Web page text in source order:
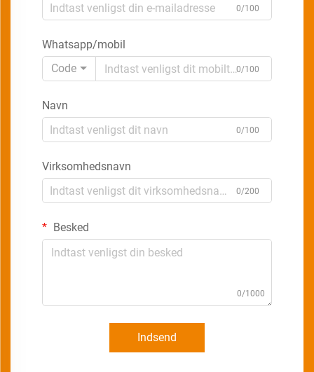
0/100
Whatsapp/mobil
Code
0/100
Navn
0/100
Virksomhedsnavn
0/200
Besked
0/1000
Indsend